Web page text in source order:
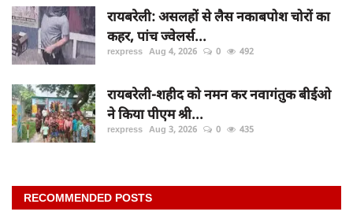
रायबरेली: असलहों से लैस नकाबपोश चोरों का
कहर, पांच ज्वेलर्स...
rexpress Aug 4, 2026 0 492
रायबरेली-शहीद को नमन कर नवागंतुक बीईओ
ने किया पीएम श्री...
rexpress Aug 3, 2026 0 435
RECOMMENDED POSTS